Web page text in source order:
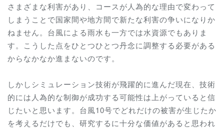
さまざまな利害があり、コースが人為的な理由で変わって
しまうことで国家間や地方間で新たな利害の争いになりか
ねません。台風による雨水も一方では水資源でもありま
す。こうした点をひとつひとつ丹念に調整する必要がある
からなかなか進まないのです。
しかしシミュレーション技術が飛躍的に進んだ現在、技術
的には人為的な制御が成功する可能性は上がっていると信
じたいと思います。台風10号でどれだけの被害が生じたか
を考えるだけでも、研究するに十分な価値があると思われ